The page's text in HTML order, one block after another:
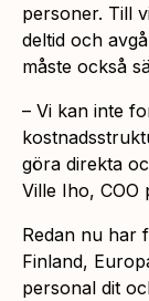
personer. Till
deltid och
måste också
– Vi kan inte
göra direkta
Ville Iho, COO
Redan nu har
Finland,
personal dit